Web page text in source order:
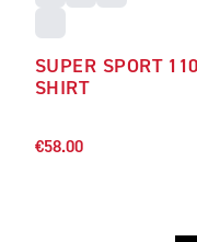
SUPER SPORT
SHIRT
€58.00